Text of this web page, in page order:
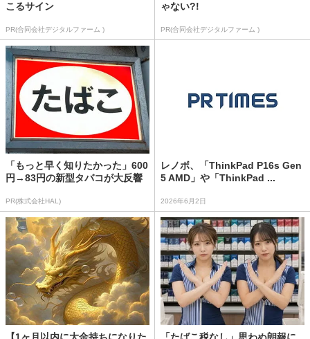
こるサイン
PR(合同会社デジタルファーム )
ゃない?!
PR(合同会社デジタルファーム )
「もっと早く知りたかった」600
円→83円の新型タバコが大反響
PR(株式会社HAL)
レノボ、「ThinkPad P16s Gen
5 AMD」や「ThinkPad ...
2026年6月2日